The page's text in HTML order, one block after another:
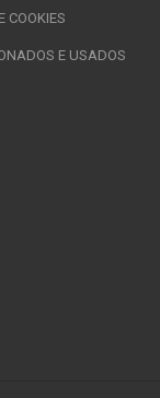
COOKIES
E USADOS